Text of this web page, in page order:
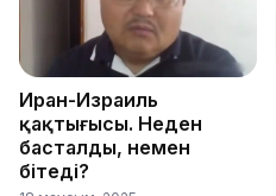
Иран-Израиль
қақтығысы. Неден
басталды, немен
бітеді?